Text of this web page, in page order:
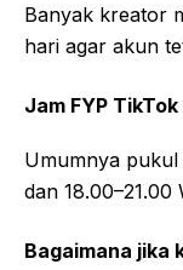
Banyak kreator
hari agar akun
Jam FYP
Umumnya pukul
dan 18.00–21.00
Bagaimana jika